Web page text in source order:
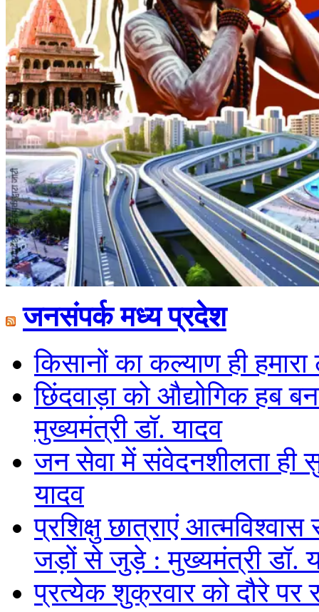
जनसंपर्क मध्य प्रदेश
किसानों का कल्याण ही
छिंदवाड़ा को औद्योगिक हब
मुख्यमंत्री डॉ. यादव
जन सेवा में संवेदनशीलता ही
यादव
प्रशिक्षु छात्राएं
जड़ों से जुड़े : मुख्यमंत्री डॉ.
प्रत्येक शुक्रवार को दौरे पर